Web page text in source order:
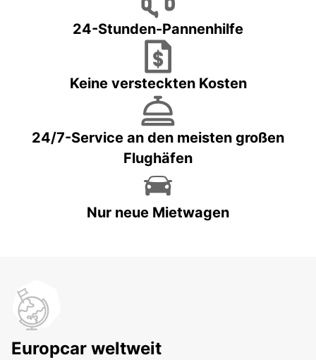
24-Stunden-Pannenhilfe
Keine versteckten Kosten
24/7-Service an den meisten großen
Flughäfen
Nur neue Mietwagen
Europcar weltweit